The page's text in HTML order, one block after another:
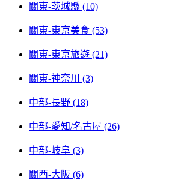
關東-茨城縣 (10)
關東-東京美食 (53)
關東-東京旅遊 (21)
關東-神奈川 (3)
中部-長野 (18)
中部-愛知/名古屋 (26)
中部-岐阜 (3)
關西-大阪 (6)